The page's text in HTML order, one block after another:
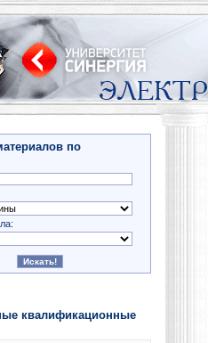
по
квалификационные